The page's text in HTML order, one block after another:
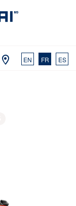
EN FR ES